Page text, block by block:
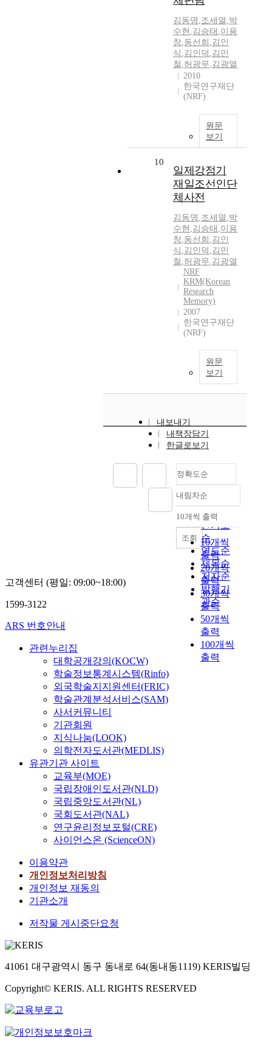
김동명 ,조세열 ,박
수현 ,김승태 ,이용
창,동선희 ,김인
식 ,김인덕 ,김민
철 ,허광무,김광열
2010
한국연구재단
(NRF)
원문
보기
10
일제강점기
재일조선인단
체사전
김동명 ,조세열 ,박
수현 ,김승태 ,이용
창,동선희 ,김인
식 ,김인덕 ,김민
철 ,허광무,김광열
NRF
KRM(Korean
Research
Memory)
2007
한국연구재단
(NRF)
원문
보기
내보내기
내책장담기
한글로보기
정확도순
정확도
순
인기도
순
연도순
제목순
저자순
발행기
관순
내림차순
내림차순
10개씩 출력
10개씩
출력
20개씩
출력
30개씩
출력
50개씩
출력
100개씩
출력
조회
고객센터 (평일: 09:00~18:00)
1599-3122
ARS 번호안내
관련누리집
대학공개강의(KOCW)
학술정보통계시스템(Rinfo)
외국학술지지원센터(FRIC)
학술관계분석서비스(SAM)
사서커뮤니티
기관회원
지식나눔(LOOK)
의학전자도서관(MEDLIS)
유관기관 사이트
교육부(MOE)
국립장애인도서관(NLD)
국립중앙도서관(NL)
국회도서관(NAL)
연구윤리정보포털(CRE)
사이언스온 (ScienceON)
이용약관
개인정보처리방침
개인정보 재동의
기관소개
저작물 게시중단요청
41061 대구광역시 동구 동내로 64(동내동1119) KERIS빌딩
Copyright© KERIS. ALL RIGHTS RESERVED